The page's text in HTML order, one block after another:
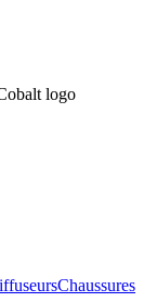
Chaussures